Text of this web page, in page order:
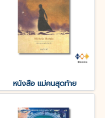
หนังสือ แม่คนสุดท้าย